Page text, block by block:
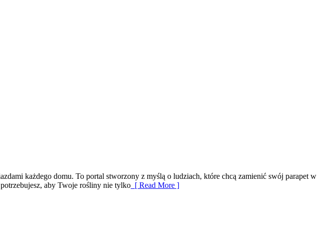
każdego domu. To portal stworzony z myślą o ludziach, które chcą zamienić swój parapet w
aby Twoje rośliny nie tylko [ Read More ]